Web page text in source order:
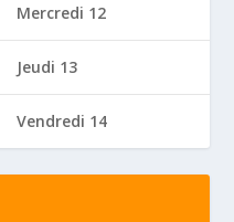
Mercredi 12
Jeudi 13
Vendredi 14